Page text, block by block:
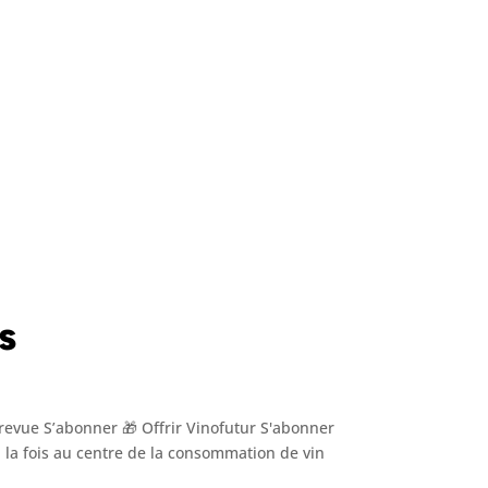
S’abonner 🎁 Offrir Vinofutur S'abonner
fois au centre de la consommation de vin